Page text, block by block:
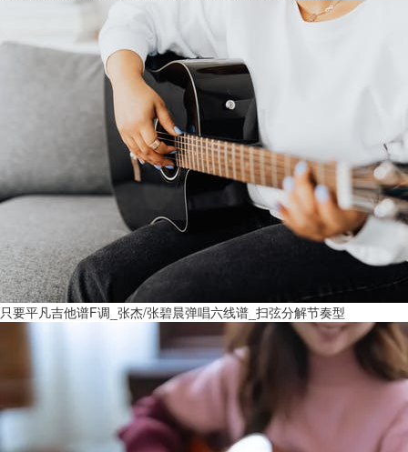
只要平凡吉他谱F调_张杰/张碧晨弹唱六线谱_扫弦分解节奏型